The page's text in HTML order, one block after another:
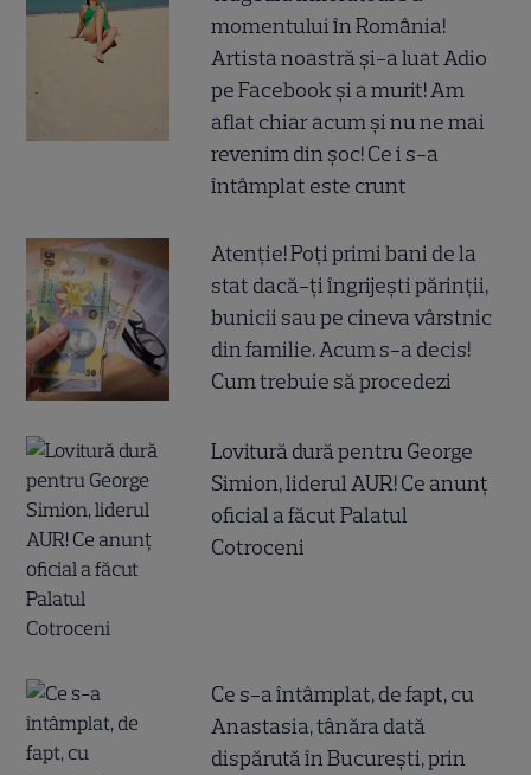
momentului în România!
Artista noastră și-a luat Adio
pe Facebook și a murit! Am
aflat chiar acum și nu ne mai
revenim din șoc! Ce i s-a
întâmplat este crunt
Atenție! Poți primi bani de la
stat dacă-ți îngrijești părinții,
bunicii sau pe cineva vârstnic
din familie. Acum s-a decis!
Cum trebuie să procedezi
Lovitură dură pentru George
Simion, liderul AUR! Ce anunț
oficial a făcut Palatul
Cotroceni
Ce s-a întâmplat, de fapt, cu
Anastasia, tânăra dată
dispărută în București, prin